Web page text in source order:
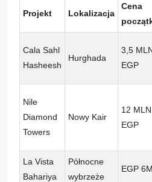
Projekt Lokalizacja
Cena
Cala Sahl
Hasheesh
Hurghada
3,5
EGP
Nile
Diamond
Towers
Nowy Kair
12 MLN
EGP
La Vista
Bahariya
Północne
wybrzeże
EGP 6M